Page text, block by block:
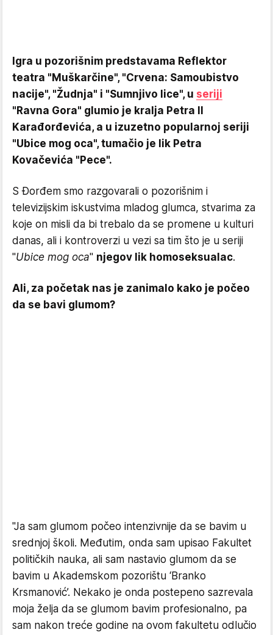
Igra u pozorišnim predstavama Reflektor
teatra "Muškarčine", "Crvena: Samoubistvo
nacije", "Žudnja" i "Sumnjivo lice", u seriji
"Ravna Gora" glumio je kralja Petra II
Karađorđevića, a u izuzetno popularnoj seriji
"Ubice mog oca", tumačio je lik Petra
Kovačevića "Pece".
S Đorđem smo razgovarali o pozorišnim i
televizijskim iskustvima mladog glumca, stvarima za
koje on misli da bi trebalo da se promene u kulturi
danas, ali i kontroverzi u vezi sa tim što je u seriji
"Ubice mog oca" njegov lik homoseksualac.
Ali, za početak nas je zanimalo kako je počeo
da se bavi glumom?
"Ja sam glumom počeo intenzivnije da se bavim u
srednjoj školi. Međutim, onda sam upisao Fakultet
političkih nauka, ali sam nastavio glumom da se
bavim u Akademskom pozorištu ‘Branko
Krsmanović’. Nekako je onda postepeno sazrevala
moja želja da se glumom bavim profesionalno, pa
sam nakon treće godine na ovom fakultetu odlučio